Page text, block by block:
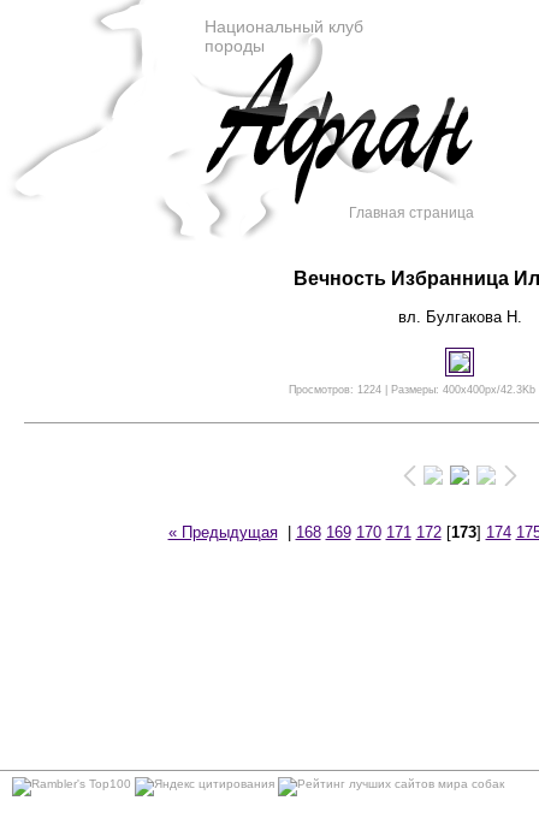
Национальный клуб
породы
Главная страница
Вечность Избранница
вл. Булгакова Н.
Просмотров: 1224 | Размеры: 400x400px/42.3Kb
« Предыдущая| 168 169 170 171 172[173] 174